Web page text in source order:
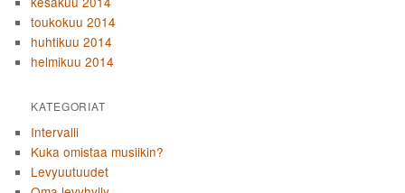
toukokuu 2014
huhtikuu 2014
helmikuu 2014
KATEGORIAT
Intervalli
Kuka omistaa musiikin?
Levyuutuudet